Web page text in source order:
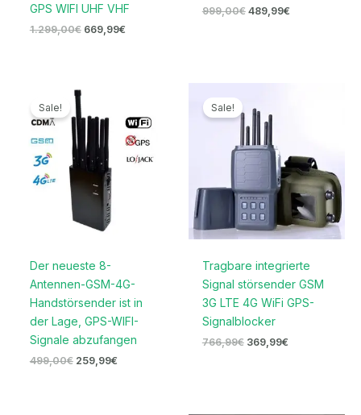
GPS WIFI UHF VHF
1.299,00€ 669,99€
999,00€ 489,99€
Sale!
Der neueste 8-
Antennen-GSM-4G-
Handstörsender ist in
der Lage, GPS-WIFI-
Signale abzufangen
499,00€
Ursprünglicher
Preis
war:
499,00€
259,99€
259,99€.
Sale!
Tragbare integrierte
Signal störsender GSM
3G LTE 4G WiFi GPS-
Signalblocker
766,99€
war:
766,99€
369,99€